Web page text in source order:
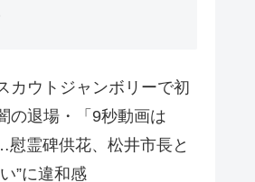
カウトジャンボリーで初
退場・「9秒動画は
霊碑供花、松井市長と
”に違和感